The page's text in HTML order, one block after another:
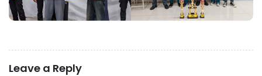
Leave a Reply